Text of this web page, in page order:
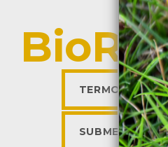
TERMOS DE
SUBMETER